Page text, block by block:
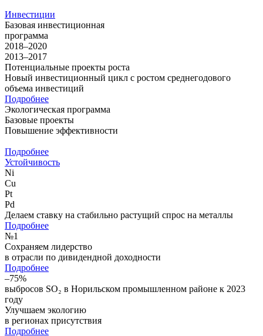
Инвестиции
Базовая инвестиционная
программа
2018–2020
2013–2017
Потенциальные проекты роста
Новый инвестиционный цикл с ростом среднегодового
объема инвестиций
Подробнее
Экологическая программа
Базовые проекты
Повышение эффективности
Подробнее
Устойчивость
Ni
Cu
Pt
Pd
Делаем ставку на стабильно растущий спрос на металлы
Подробнее
№1
Сохраняем лидерство
в отрасли по дивидендной доходности
Подробнее
–75%
выбросов SO₂ в Норильском промышленном районе к 2023
году
Улучшаем экологию
в регионах присутствия
Подробнее